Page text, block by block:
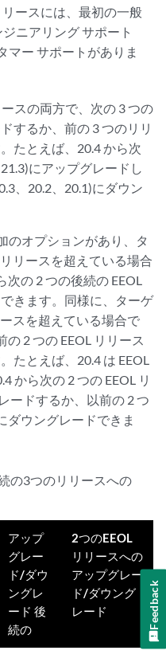
ースには、最初の一般
ニアリング サポート
マー サポートがありま
スの両方で、次の 3 つの
するか、前の 3 つのリリ
たとえば、20.4 から次
にアップグレードし
、20.2、20.1)にダウン
のオプションがあり、タ
リースを超えている場合
次の 2 つの後続の EEOL
きます。同様に、ターゲ
スを超えている場合で
の 2 つの EEOL リリース
たとえば、20.4 は EEOL
から次の 2 つの EEOL リ
ードするか、以前の 2 つ
ダウングレードできま
の3つのリリースへの
アップ
グレー
ド/ダウ
ングレ
ード 後
続の
2つのEEOL
リリースへの
アップグレー
ド/ダウング
レード
Feedback